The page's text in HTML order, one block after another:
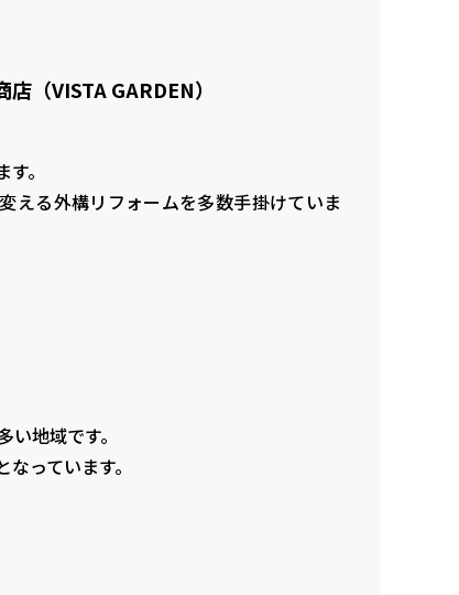
（VISTA GARDEN）
。
える外構リフォームを多数手掛けていま
地域です。
っています。